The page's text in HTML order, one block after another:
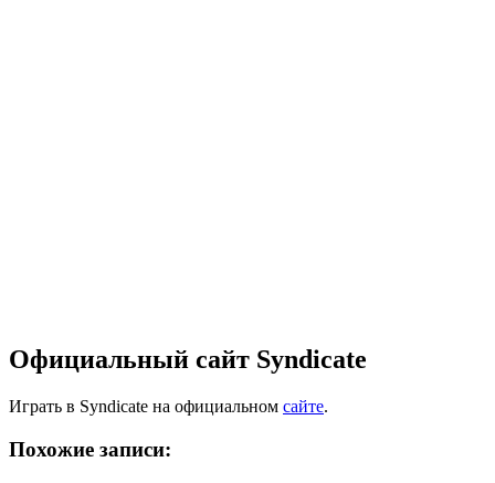
Официальный сайт Syndicate
Играть в Syndicate на официальном сайте.
Похожие записи: